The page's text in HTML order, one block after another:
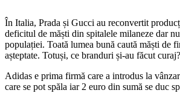
În Italia, Prada și Gucci au reconvertit
deficitul de măști din spitalele milaneze dar
populației. Toată lumea bună caută măști de
așteptate. Totuși, ce branduri și-au făcut curaj?
Adidas e prima firmă care a introdus la
care se pot spăla iar 2 euro din sumă se duc